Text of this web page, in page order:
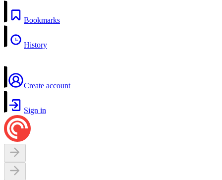
Bookmarks
History
Create account
Sign in